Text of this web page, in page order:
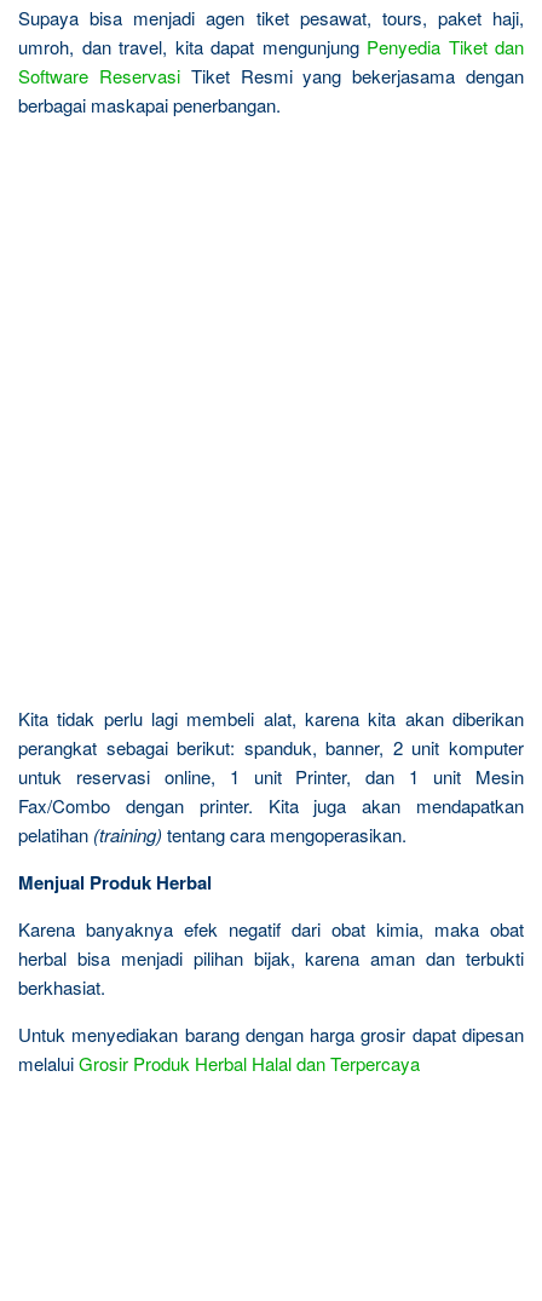
Supaya bisa menjadi agen tiket pesawat, tours, paket haji,
umroh, dan travel, kita dapat mengunjung Penyedia Tiket dan
Software ReservasiTiket Resmi yang bekerjasama dengan
berbagai maskapai penerbangan.
Kita tidak perlu lagi membeli alat, karena kita akan diberikan
perangkat sebagai berikut: spanduk, banner, 2 unit komputer
untuk reservasi online, 1 unit Printer, dan 1 unit Mesin
Fax/Combo dengan printer. Kita juga akan mendapatkan
pelatihan (training) tentang cara mengoperasikan.
Menjual Produk Herbal
Karena banyaknya efek negatif dari obat kimia, maka obat
herbal bisa menjadi pilihan bijak, karena aman dan terbukti
berkhasiat.
Untuk menyediakan barang dengan harga grosir dapat dipesan
melaluiGrosir Produk Herbal Halal dan Terpercaya